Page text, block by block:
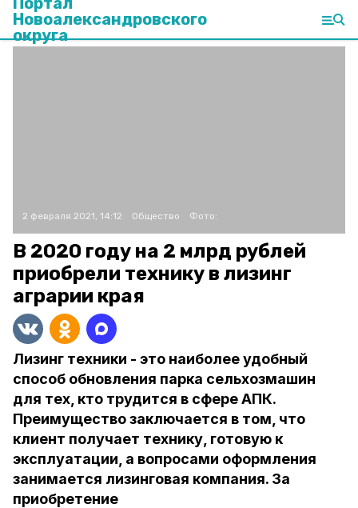
Новоалександровского
округа
2 февраля 2021, 14:12 Общество Фото:
В 2020 году на 2 млрд рублей
приобрели технику в лизинг
аграрии края
Лизинг техники - это наиболее удобный
способ обновления парка сельхозмашин
для тех, кто трудится в сфере АПК.
Преимущество заключается в том, что
клиент получает технику, готовую к
эксплуатации, а вопросами оформления
занимается лизинговая компания. За
приобретение